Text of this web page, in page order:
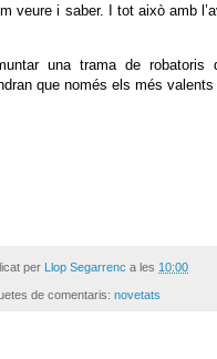
veure i saber. I tot això amb
una trama de
que només els més
per Llop Segarrenc a les 10:00
de comentaris: novetats